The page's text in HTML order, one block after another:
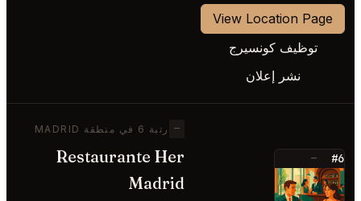
View Location Page
توظيف كونسيرج
نشر إعلان
#6
—
⭐
— رتبة 6 في منطقة MADRID
Restaurante Her
Madrid